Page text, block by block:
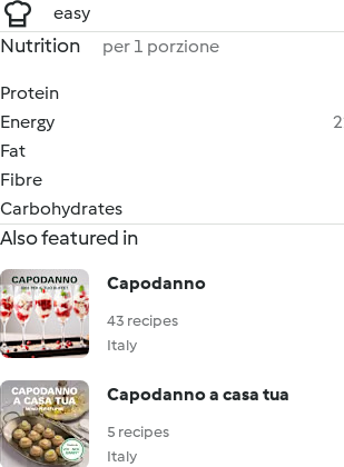
easy
Nutrition per 1 porzione
Protein
Energy
Fat
Fibre
Carbohydrates
Also featured in
Capodanno
43 recipes
Italy
Capodanno a casa tua
5 recipes
Italy